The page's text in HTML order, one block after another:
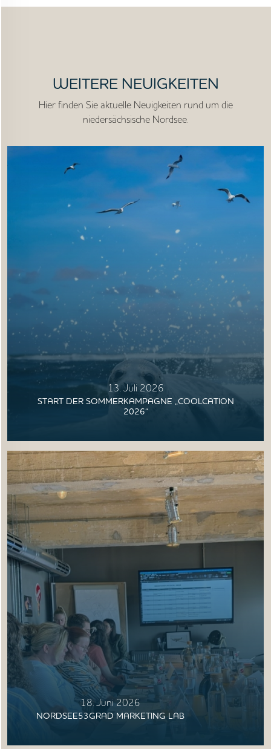
STARTSEITE
UNTERNEHMEN
ANGEBOTE
AKTUELLES
NORDSEETOURISMUSTAG
WEITERE NEUIGKEITEN
Hier finden Sie aktuelle Neuigkeiten rund um die
niedersächsische Nordsee.
13. Juli 2026
START DER SOMMERKAMPAGNE „COOLCATION
2026“
18. Juni 2026
NORDSEE53GRAD MARKETING LAB